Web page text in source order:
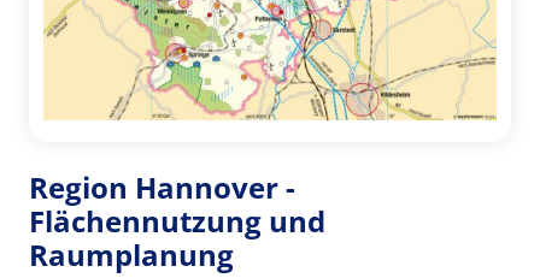
Region Hannover -
Flächennutzung und
Raumplanung